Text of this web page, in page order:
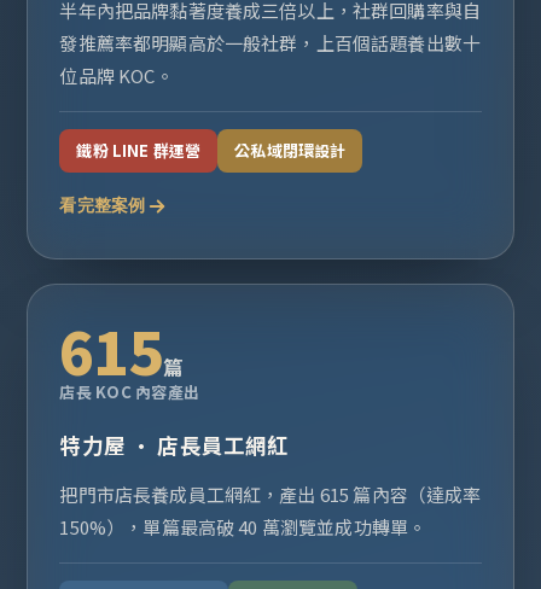
半年內把品牌黏著度養成三倍以上，社群回購率與自
發推薦率都明顯高於一般社群，上百個話題養出數十
位品牌 KOC。
鐵粉 LINE 群運營 公私域閉環設計
看完整案例
615篇
店長 KOC 內容產出
特力屋 · 店長員工網紅
把門市店長養成員工網紅，產出 615 篇內容（達成率
150%），單篇最高破 40 萬瀏覽並成功轉單。